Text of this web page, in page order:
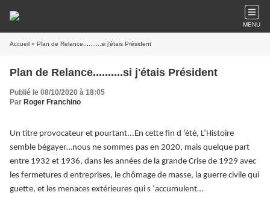
MENU
Accueil » Plan de Relance..........si j'étais Président
Plan de Relance..........si j'étais Président
Publié le 08/10/2020 à 18:05
Par Roger Franchino
Un titre provocateur et pourtant...En cette fin d ‘été, L’Histoire
semble bégayer…nous ne sommes pas en 2020, mais quelque part
entre 1932 et 1936, dans les années de la grande Crise de 1929 avec
les fermetures d entreprises, le chômage de masse, la guerre civile qui
guette, et les menaces extérieures qui s ‘accumulent…